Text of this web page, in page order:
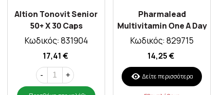
Altion Tonovit Senior
50+ X 30 Caps
Κωδικός: 831904
17,41 €
- +
Pharmalead
Multivitamin One A Day
30tabs
Κωδικός: 829715
14,25 €
Δείτε περισσότερα